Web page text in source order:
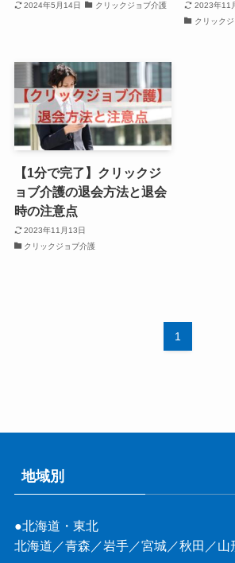
2024年5月14日 クリックジョブ介護
2023年11
クリック
【1分で完了】クリックジ
ョブ介護の退会方法と退会
時の注意点
2023年11月13日
クリックジョブ介護
1
地域別
●北海道・東北
北海道 ／青森 ／岩手／宮城／秋田 ／山